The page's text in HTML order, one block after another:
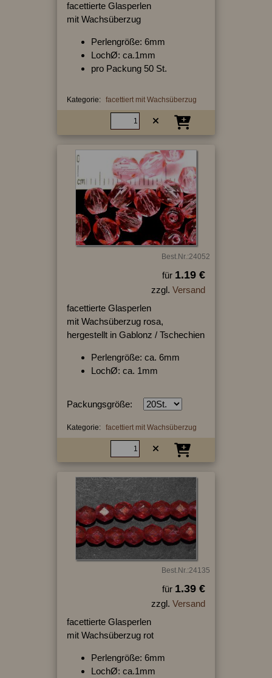
facettierte Glasperlen
mit Wachsüberzug
Perlengröße: 6mm
LochØ: ca.1mm
pro Packung 50 St.
Kategorie: facettiert mit Wachsüberzug
Best.Nr.:24052
für 1.19 €
zzgl. Versand
facettierte Glasperlen
mit Wachsüberzug rosa,
hergestellt in Gablonz / Tschechien
Perlengröße: ca. 6mm
LochØ: ca. 1mm
Packungsgröße:
Kategorie: facettiert mit Wachsüberzug
Best.Nr.:24135
für 1.39 €
zzgl. Versand
facettierte Glasperlen
mit Wachsüberzug rot
Perlengröße: 6mm
LochØ: ca.1mm